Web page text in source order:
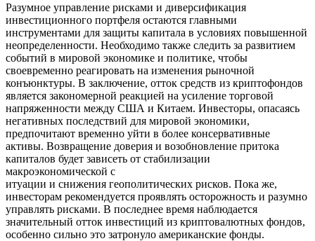
Разумное управление рисками и диверсификация
инвестиционного портфеля остаются главными
инструментами для защиты капитала в условиях повышенной
неопределенности. Необходимо также следить за развитием
событий в мировой экономике и политике, чтобы
своевременно реагировать на изменения рыночной
конъюнктуры. В заключение, отток средств из криптофондов
является закономерной реакцией на усиление торговой
напряженности между США и Китаем. Инвесторы, опасаясь
негативных последствий для мировой экономики,
предпочитают временно уйти в более консервативные
активы. Возвращение доверия и возобновление притока
капиталов будет зависеть от стабилизации
макроэкономической с
итуации и снижения геополитических рисков. Пока же,
инвесторам рекомендуется проявлять осторожность и разумно
управлять рисками. В последнее время наблюдается
значительный отток инвестиций из криптовалютных фондов,
особенно сильно это затронуло американские фонды.